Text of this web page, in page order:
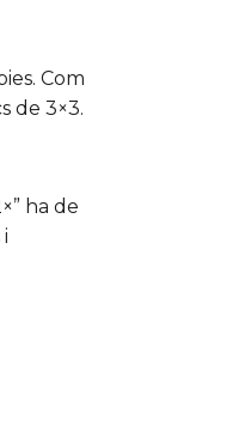
Com
de 3×3.
ha de